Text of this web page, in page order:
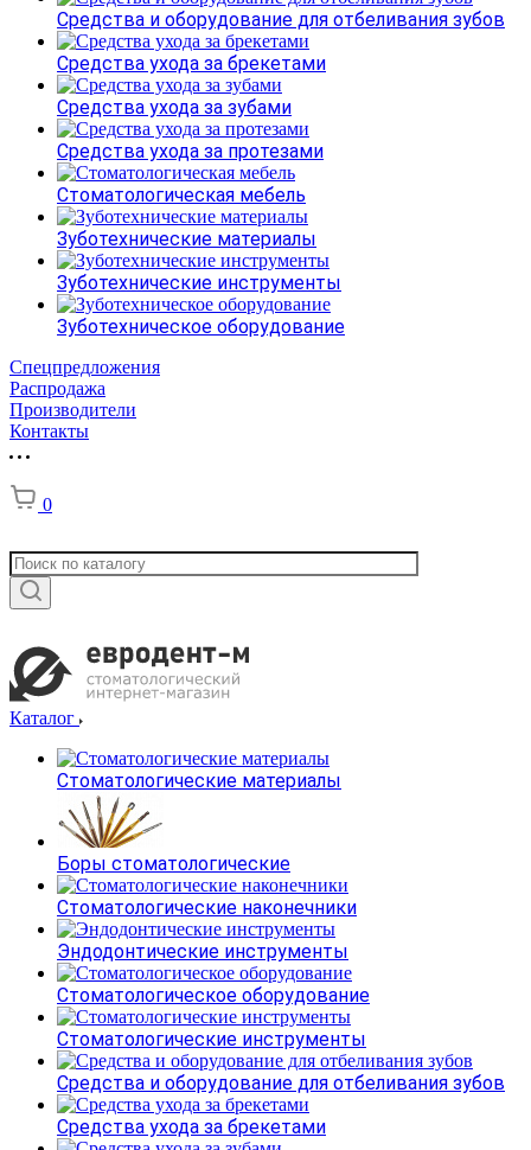
Средства и оборудование для отбеливания зубов
Средства ухода за брекетами
Средства ухода за зубами
Средства ухода за протезами
Стоматологическая мебель
Зуботехнические материалы
Зуботехнические инструменты
Зуботехническое оборудование
Спецпредложения
Распродажа
Производители
Контакты
0
Каталог
Стоматологические материалы
Боры стоматологические
Стоматологические наконечники
Эндодонтические инструменты
Стоматологическое оборудование
Стоматологические инструменты
Средства и оборудование для отбеливания зубов
Средства ухода за брекетами